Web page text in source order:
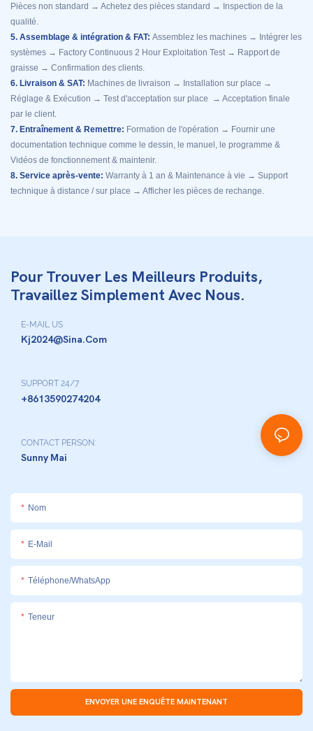
Pièces non standard → Achetez des pièces standard → Inspection de la
qualité.
5. Assemblage & intégration & FAT: Assemblez les machines → Intégrer les
systèmes → Factory Continuous 2 Hour Exploitation Test → Rapport de
graisse → Confirmation des clients.
6. Livraison & SAT: Machines de livraison → Installation sur place →
Réglage & Exécution → Test d'acceptation sur place → Acceptation finale
par le client.
7. Entraînement & Remettre: Formation de l'opération → Fournir une
documentation technique comme le dessin, le manuel, le programme &
Vidéos de fonctionnement & maintenir.
8. Service après-vente: Warranty à 1 an & Maintenance à vie → Support
technique à distance / sur place → Afficher les pièces de rechange.
Pour Trouver Les Meilleurs Produits,
Travaillez Simplement Avec Nous.
E-MAIL US
Kj2024@sina.com
SUPPORT 24/7
+8613590274204
CONTACT PERSON:
Sunny Mai
Nom
E-Mail
Téléphone/WhatsApp
Teneur
ENVOYER UNE ENQUÊTE MAINTENANT